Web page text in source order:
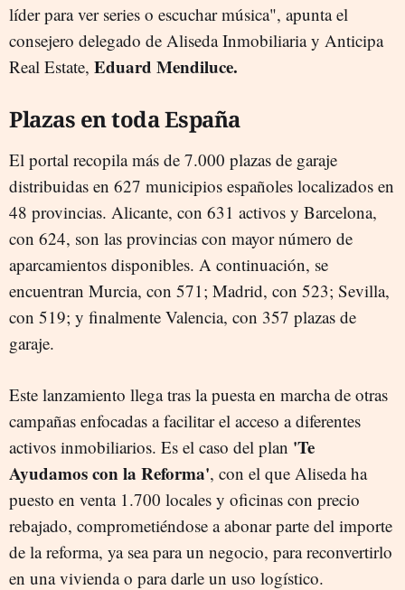
líder para ver series o escuchar música", apunta el
consejero delegado de Aliseda Inmobiliaria y Anticipa
Real Estate, Eduard Mendiluce.
Plazas en toda España
El portal recopila más de 7.000 plazas de garaje
distribuidas en 627 municipios españoles localizados en
48 provincias. Alicante, con 631 activos y Barcelona,
con 624, son las provincias con mayor número de
aparcamientos disponibles. A continuación, se
encuentran Murcia, con 571; Madrid, con 523; Sevilla,
con 519; y finalmente Valencia, con 357 plazas de
garaje.
Este lanzamiento llega tras la puesta en marcha de otras
campañas enfocadas a facilitar el acceso a diferentes
activos inmobiliarios. Es el caso del plan 'Te
Ayudamos con la Reforma', con el que Aliseda ha
puesto en venta 1.700 locales y oficinas con precio
rebajado, comprometiéndose a abonar parte del importe
de la reforma, ya sea para un negocio, para reconvertirlo
en una vivienda o para darle un uso logístico.